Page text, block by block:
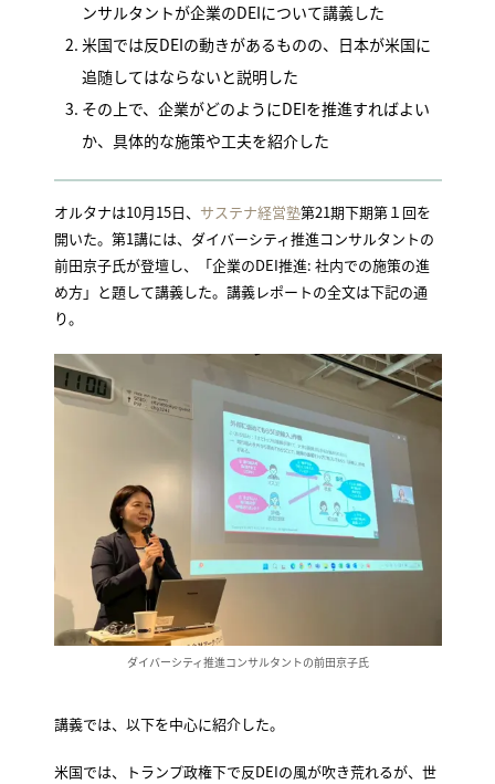
ンサルタントが企業のDEIについて講義した
米国では反DEIの動きがあるものの、日本が米国に
追随してはならないと説明した
その上で、企業がどのようにDEIを推進すればよい
か、具体的な施策や工夫を紹介した
オルタナは10月15日、 サステナ経営塾第21期下期第１回を
開いた。第1講には、ダイバーシティ推進コンサルタントの
前田京子氏が登壇し、「企業のDEI推進: 社内での施策の進
め方」と題して講義した。講義レポートの全文は下記の通
り。
ダイバーシティ推進コンサルタントの前田京子氏
講義では、以下を中心に紹介した。
米国では、トランプ政権下で反DEIの風が吹き荒れるが、世